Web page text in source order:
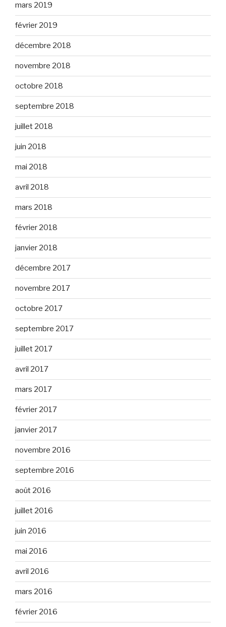
mars 2019
février 2019
décembre 2018
novembre 2018
octobre 2018
septembre 2018
juillet 2018
juin 2018
mai 2018
avril 2018
mars 2018
février 2018
janvier 2018
décembre 2017
novembre 2017
octobre 2017
septembre 2017
juillet 2017
avril 2017
mars 2017
février 2017
janvier 2017
novembre 2016
septembre 2016
août 2016
juillet 2016
juin 2016
mai 2016
avril 2016
mars 2016
février 2016